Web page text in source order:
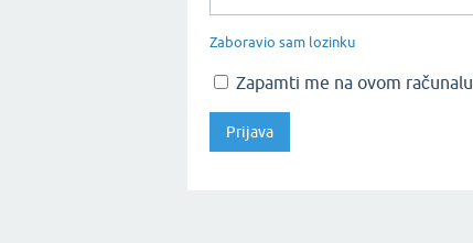
Zaboravio sam lozinku
Zapamti me na ovom računalu